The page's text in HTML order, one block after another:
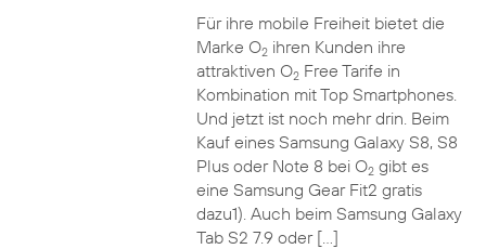
Für ihre mobile Freiheit bietet die
Marke O2ihren Kunden ihre
attraktiven O2Free Tarife in
Kombination mit Top Smartphones.
Und jetzt ist noch mehr drin. Beim
Kauf eines Samsung Galaxy S8, S8
Plus oder Note 8 bei O2gibt es
eine Samsung Gear Fit2 gratis
dazu1). Auch beim Samsung Galaxy
Tab S2 7.9 oder […]